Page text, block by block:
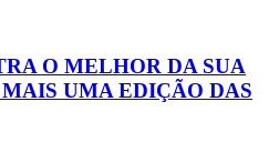
O MELHOR DA SUA
UMA EDIÇÃO DAS